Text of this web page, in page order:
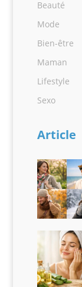
Beauté
Mode
Bien-être
Maman
Lifestyle
Sexo
Article